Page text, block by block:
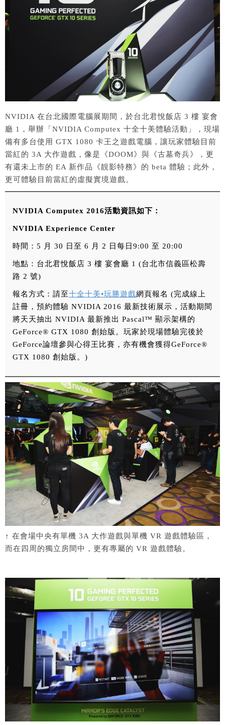
NVIDIA 在台北國際電腦展期間，於台北君悅飯店 3 樓 宴會
廳 1，舉辦「NVIDIA Computex 十全十美體驗活動」，現場
備有多台使用 GTX 1080 卡王之遊戲電腦，讓玩家體驗目前
當紅的 3A 大作遊戲，像是《DOOM》與《古墓奇兵》，更
有還未上市的 EA 新作品《靚影特務》的 beta 體驗；此外，
更可體驗目前當紅的虛擬實境遊戲。
NVIDIA Computex 2016活動資訊如下：
NVIDIA Experience Center
時間：5 月 30 日至 6 月 2 日每日9:00 至 20:00
地點：台北君悅飯店 3 樓 宴會廳 1 (台北市信義區松壽
路 2 號)
報名方式：請至十全十美•玩勝遊戲網頁報名 (完成線上
註冊，預約體驗 NVIDIA 2016 最新技術展示，活動期間
將天天抽出 NVIDIA 最新推出 Pascal™ 顯示架構的
GeForce® GTX 1080 創始版。玩家於現場體驗完後於
GeForce論壇參與心得王比賽，亦有機會獲得GeForce®
GTX 1080 創始版。)
↑ 在會場中央有單機 3A 大作遊戲與單機 VR 遊戲體驗區，
而在四周的獨立房間中，更有專屬的 VR 遊戲體驗。